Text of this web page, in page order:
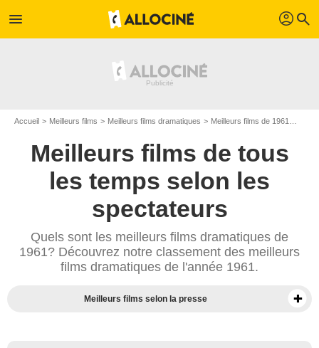
menu profil search
Accueil Meilleurs films Meilleurs films dramatiques Meilleurs films de 1961
Meilleurs films de tous
les temps selon les
spectateurs
Quels sont les meilleurs films dramatiques de
1961? Découvrez notre classement des meilleurs
films dramatiques de l'année 1961.
Meilleurs films selon la presse